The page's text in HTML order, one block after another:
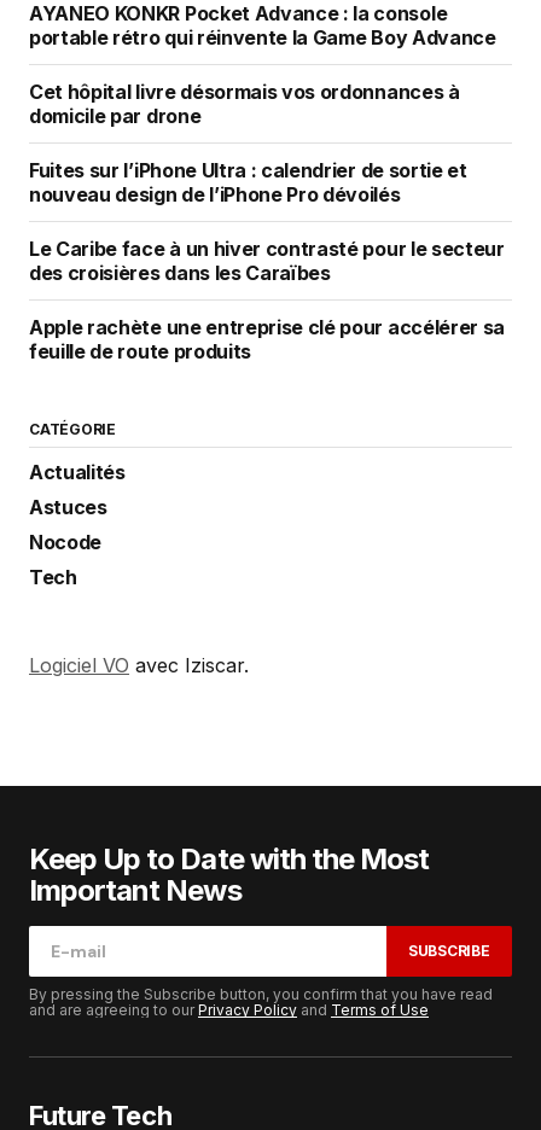
AYANEO KONKR Pocket Advance : la console
portable rétro qui réinvente la Game Boy Advance
Cet hôpital livre désormais vos ordonnances à
domicile par drone
Fuites sur l’iPhone Ultra : calendrier de sortie et
nouveau design de l’iPhone Pro dévoilés
Le Caribe face à un hiver contrasté pour le secteur
des croisières dans les Caraïbes
Apple rachète une entreprise clé pour accélérer sa
feuille de route produits
CATÉGORIE
Actualités
Astuces
Nocode
Tech
Logiciel VO avec Iziscar.
Keep Up to Date with the Most
Important News
SUBSCRIBE
By pressing the Subscribe button, you confirm that you have read
and are agreeing to ourPrivacy Policy and Terms of Use
Future Tech